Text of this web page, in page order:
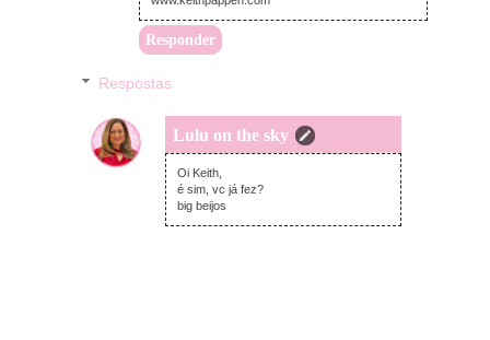
Responder
Respostas
Lulu on the sky
sexta-feira, janeiro 02, 2015
Oi Keith,
é sim, vc já fez?
big beijos